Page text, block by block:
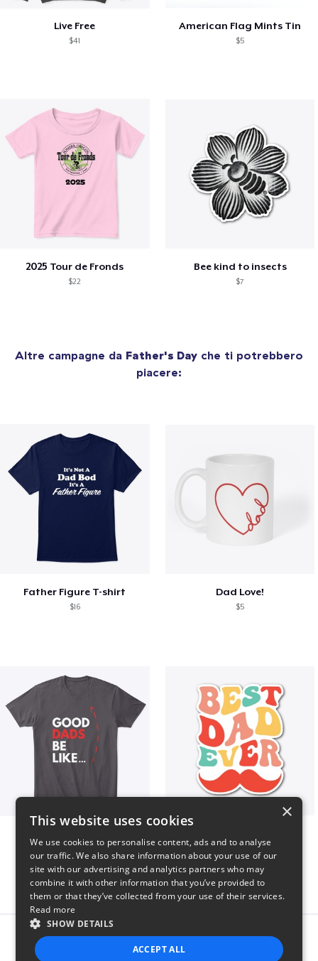
Live Free
$41
American Flag Mints Tin
$5
2025 Tour de Fronds
$22
Bee kind to insects
$7
Altre campagne da Father's Day che ti potrebbero
piacere:
Father Figure T-shirt
$16
Dad Love!
$5
$35 $5
Report this product
×
This website uses cookies
We use cookies to personalise content, ads and to analyse
our traffic. We also share information about your use of our
site with our advertising and analytics partners who may
combine it with other information that you’ve provided to
them or that they’ve collected from your use of their services.
Read more
SHOW DETAILS
ACCEPT ALL